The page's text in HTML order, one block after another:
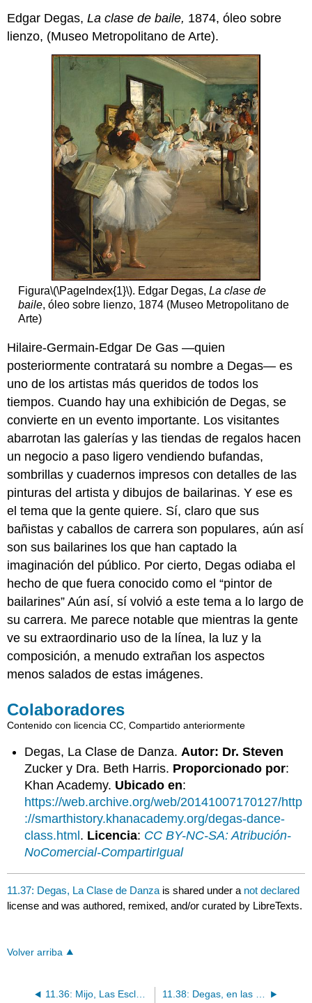
Edgar Degas,La clase de baile, 1874, óleo sobre
lienzo, (Museo Metropolitano de Arte).
Figura\(\PageIndex{1}\). Edgar Degas, La clase de
baile, óleo sobre lienzo, 1874 (Museo Metropolitano de
Arte)
Hilaire-Germain-Edgar De Gas —quien
posteriormente contratará su nombre a Degas— es
uno de los artistas más queridos de todos los
tiempos. Cuando hay una exhibición de Degas, se
convierte en un evento importante. Los visitantes
abarrotan las galerías y las tiendas de regalos hacen
un negocio a paso ligero vendiendo bufandas,
sombrillas y cuadernos impresos con detalles de las
pinturas del artista y dibujos de bailarinas. Y ese es
el tema que la gente quiere. Sí, claro que sus
bañistas y caballos de carrera son populares, aún así
son sus bailarines los que han captado la
imaginación del público. Por cierto, Degas odiaba el
hecho de que fuera conocido como el “pintor de
bailarines” Aún así, sí volvió a este tema a lo largo de
su carrera. Me parece notable que mientras la gente
ve su extraordinario uso de la línea, la luz y la
composición, a menudo extrañan los aspectos
menos salados de estas imágenes.
Colaboradores
Contenido con licencia CC, Compartido anteriormente
Degas, La Clase de Danza.Autor: Dr. Steven
Zucker y Dra. Beth Harris. Proporcionado por:
Khan Academy. Ubicado en:
https://web.archive.org/web/20141007170127/http
://smarthistory.khanacademy.org/degas-dance-
class.html . Licencia: CC BY-NC-SA: Atribución-
NoComercial-CompartirIgual
11.37: Degas, La Clase de Danza is shared under a not declared
license and was authored, remixed, and/or curated by LibreTexts.
Volver arriba
11.36: Mijo, Las Escladoras